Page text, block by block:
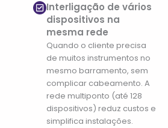
Interligação de vários
dispositivos na
mesma rede
Quando o cliente precisa
de muitos instrumentos no
mesmo barramento, sem
complicar cabeamento. A
rede multiponto (até 128
dispositivos) reduz custos e
simplifica instalações.